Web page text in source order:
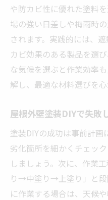
家の印象を左右
選定法
屋根外壁塗装
周囲と調和する
イント
屋根外壁塗装で
屋根外壁塗装
失敗しない屋根外壁
屋根外壁塗装
管理
高所作業時の屋
や防カビ性に優れた塗料
場の強い日差しや梅雨時
されます。実践的には、
カビ効果のある製品を選
な気候を選ぶと作業効率
解し、最適な材料選びを心
屋根外壁塗装DIYで失敗
塗装DIYの成功は事前計画
劣化箇所を細かくチェッ
しましょう。次に、作業
り→中塗り→上塗り」と段
に作業する場合は、天候